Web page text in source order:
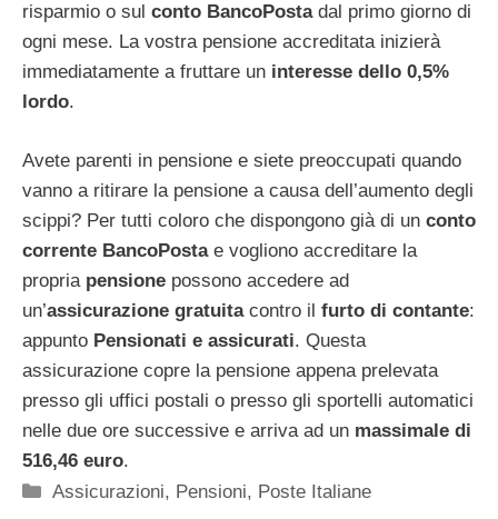
risparmio o sul conto BancoPosta dal primo giorno di
ogni mese. La vostra pensione accreditata inizierà
immediatamente a fruttare un interesse dello 0,5%
lordo.
Avete parenti in pensione e siete preoccupati quando
vanno a ritirare la pensione a causa dell’aumento degli
scippi? Per tutti coloro che dispongono già di un conto
corrente BancoPostae vogliono accreditare la
propria pensione possono accedere ad
un’assicurazione gratuitacontro il furto di contante:
appunto Pensionati e assicurati. Questa
assicurazione copre la pensione appena prelevata
presso gli uffici postali o presso gli sportelli automatici
nelle due ore successive e arriva ad un massimale di
516,46 euro.
Categorie
Assicurazioni, Pensioni, Poste Italiane